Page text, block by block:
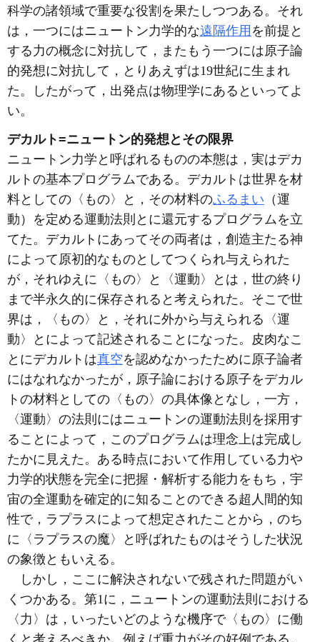
科学の諸領域で重要な役割を果たしつつある。それ
は，一つにはニュートン力学的な遠隔作用 を前提と
する力の概念に対抗して，またもう一つには原子論
的発想に対抗して，とりあえずは19世紀に生まれ
た。したがって，出発点は物理学にあるといってよ
い。
デカルト=ニュートン的発想とその限界
ニュートン力学と呼ばれるものの本態は，実はデカ
ルトの基本プログラムである。デカルトは世界を材
料としての〈もの〉と，その材料のふるまい （運
動）を定める運動法則とに還元するプログラムを立
てた。デカルトにあってその両者は，創造主たる神
によって原初的なものとしてつくられ与えられた
が，それゆえに〈もの〉と〈運動〉とは，世の終り
まで半永久的に保存されると考えられた。そこで世
界は，〈もの〉と，それに外から与えられる〈運
動〉とによって記述されることになった。皮肉なこ
とにデカルトは真空を認めなかったために原子論者
にはなれなかったが，原子論における原子をデカル
トの材料としての〈もの〉の具体像となし，一方，
〈運動〉の法則にはニュートンの運動法則を採用す
ることによって，このプログラムは理念上は完成し
たかに見えた。ある時点において作用している力や
力学的状態を完全に把握・解析する能力をもち，宇
宙の全運動を確定的に知ることのできる超人間的知
性で，ラプラスによって想定されたことから，のち
に〈ラプラスの魔〉と呼ばれたものはそうした状況
の象徴ともいえる。
しかし，ここに解決されないで残された問題がい
くつかある。第1に，ニュートンの運動法則における
〈力〉は，いったいどのような機序で〈もの〉に働
くと考えるべきか。例えば重力がその好例である。